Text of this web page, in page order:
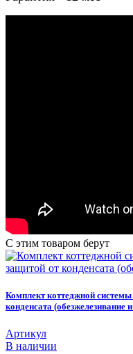
С этим товаром берут
Комплект коттеджной
конденсата (обезжелезивание
Артикул
В наличии